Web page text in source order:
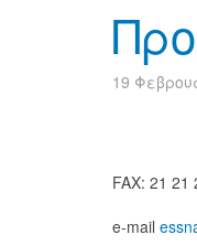
19
e-mail